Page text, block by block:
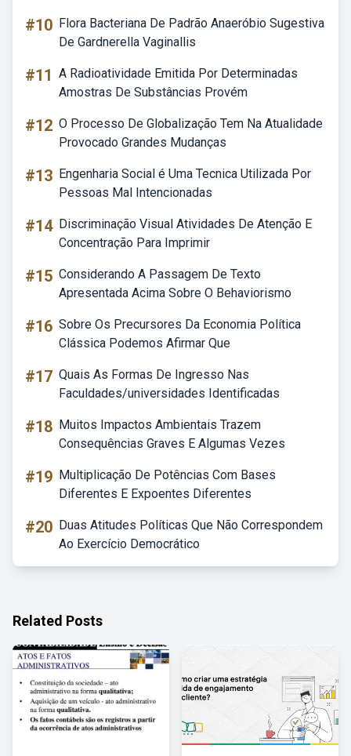
#10 Flora Bacteriana De Padrão Anaeróbio Sugestiva
De Gardnerella Vaginallis
#11 A Radioatividade Emitida Por Determinadas
Amostras De Substâncias Provém
#12 O Processo De Globalização Tem Na Atualidade
Provocado Grandes Mudanças
#13 Engenharia Social é Uma Tecnica Utilizada Por
Pessoas Mal Intencionadas
#14 Discriminação Visual Atividades De Atenção E
Concentração Para Imprimir
#15 Considerando A Passagem De Texto
Apresentada Acima Sobre O Behaviorismo
#16 Sobre Os Precursores Da Economia Política
Clássica Podemos Afirmar Que
#17 Quais As Formas De Ingresso Nas
Faculdades/universidades Identificadas
#18 Muitos Impactos Ambientais Trazem
Consequências Graves E Algumas Vezes
#19 Multiplicação De Potências Com Bases
Diferentes E Expoentes Diferentes
#20 Duas Atitudes Políticas Que Não Correspondem
Ao Exercício Democrático
Related Posts